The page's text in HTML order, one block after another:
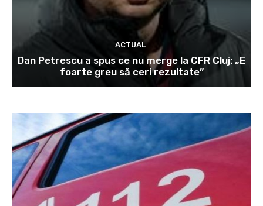
ACTUAL
Dan Petrescu a spus ce nu merge la CFR Cluj: „E
foarte greu să ceri rezultate”